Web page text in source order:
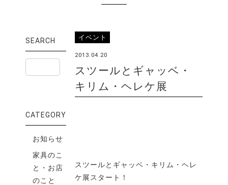
イベント
2013.04.20
スツールとギャッベ・
キリム・ヘレケ展
スツールとギャッベ・キリム・ヘレ
ケ展スタート！
SEARCH
CATEGORY
お知らせ
家具のこ
と・お店
のこと